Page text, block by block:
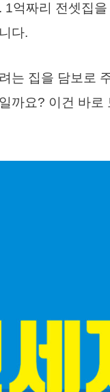
1억짜리 전셋집
다.
는 집을 담보로
까요? 이건 바